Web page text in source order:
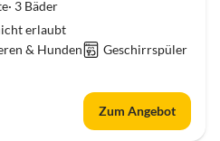
3 Bäder
erlaubt
& Hunden
Geschirrspüler
Zum Angebot